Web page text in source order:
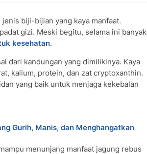
jenis biji-bijian yang kaya manfaat.
gizi. Meski begitu, selama ini banyak
kesehatan.
dari kandungan yang dimilikinya. Kaya
kalium, protein, dan zat cryptoxanthin.
yang baik untuk menjaga kekebalan
Gurih, Manis, dan Menghangatkan
menunjang manfaat jagung rebus